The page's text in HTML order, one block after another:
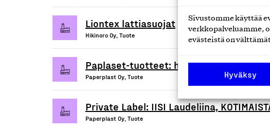
Sivustomme käyttää
verkkopalveluamme,
evästeistä on
Hyväksy
Liontex lattiasuojat
Hikinoro Oy, Tuote
Paplaset-tuotteet: hygieniasuoja- ja
Paperplast Oy, Tuote
Private Label: IISI Laudeliina,
Paperplast Oy, Tuote